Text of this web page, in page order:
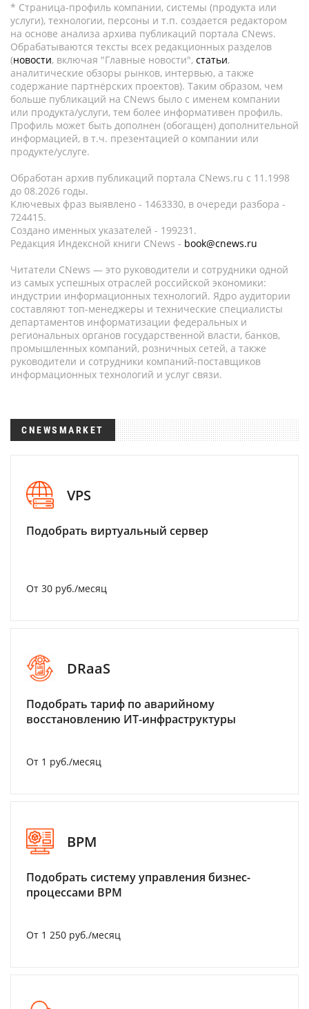
* Страница-профиль компании, системы (продукта или
услуги), технологии, персоны и т.п. создается редактором
на основе анализа архива публикаций портала CNews.
Обрабатываются тексты всех редакционных разделов
(новости, включая "Главные новости", статьи,
аналитические обзоры рынков, интервью, а также
содержание партнёрских проектов). Таким образом, чем
больше публикаций на CNews было с именем компании
или продукта/услуги, тем более информативен профиль.
Профиль может быть дополнен (обогащен) дополнительной
информацией, в т.ч. презентацией о компании или
продукте/услуге.
Обработан архив публикаций портала CNews.ru c 11.1998
до 08.2026 годы.
Ключевых фраз выявлено - 1463330, в очереди разбора -
724415.
Создано именных указателей - 199231.
Редакция Индексной книги CNews - book@cnews.ru
Читатели CNews — это руководители и сотрудники одной
из самых успешных отраслей российской экономики:
индустрии информационных технологий. Ядро аудитории
составляют топ-менеджеры и технические специалисты
департаментов информатизации федеральных и
региональных органов государственной власти, банков,
промышленных компаний, розничных сетей, а также
руководители и сотрудники компаний-поставщиков
информационных технологий и услуг связи.
CNEWSMARKET
VPS
Подобрать виртуальный сервер
От 30 руб./месяц
DRaaS
Подобрать тариф по аварийному
восстановлению ИТ-инфраструктуры
От 1 руб./месяц
BPM
Подобрать систему управления бизнес-
процессами BPM
От 1 250 руб./месяц